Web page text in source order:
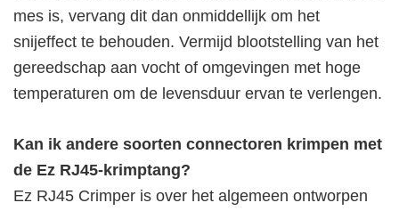
mes is, vervang dit dan onmiddellijk om het
snijeffect te behouden. Vermijd blootstelling van het
gereedschap aan vocht of omgevingen met hoge
temperaturen om de levensduur ervan te verlengen.
Kan ik andere soorten connectoren krimpen met
de Ez RJ45-krimptang?
Ez RJ45 Crimper is over het algemeen ontworpen